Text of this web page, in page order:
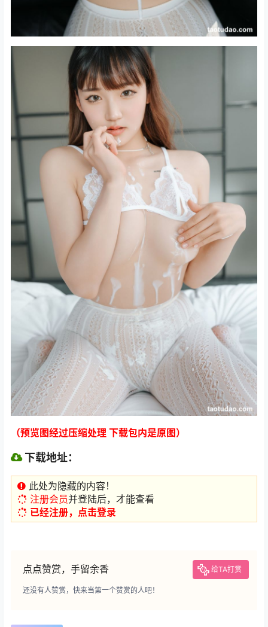
（预览图经过压缩处理 下载包内是原图）
下载地址：
此处为隐藏的内容！
注册会员并登陆后，才能查看
已经注册，点击登录
点点赞赏，手留余香 给TA打赏
还没有人赞赏，快来当第一个赞赏的人吧！